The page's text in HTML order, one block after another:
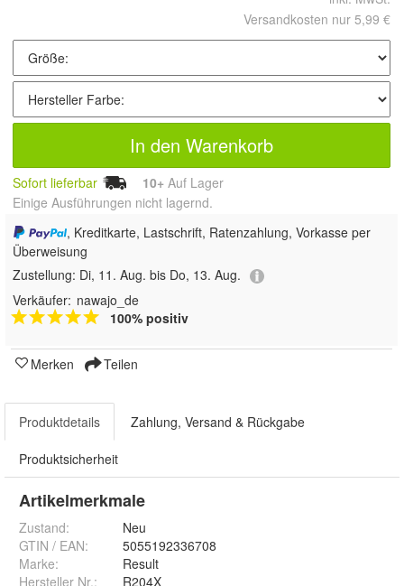
Versandkosten nur 5,99 €
In den Warenkorb
Sofort lieferbar 10+ Auf Lager
Einige Ausführungen nicht lagernd.
, Kreditkarte, Lastschrift, Ratenzahlung, Vorkasse per
Überweisung
Zustellung: Di, 11. Aug. bis Do, 13. Aug.
Verkäufer: nawajo_de
100% positiv
Merken Teilen
Produktdetails Zahlung, Versand & Rückgabe
Produktsicherheit
Artikelmerkmale
Zustand:
Neu
GTIN / EAN:
5055192336708
Marke:
Result
Hersteller Nr.:
R204X